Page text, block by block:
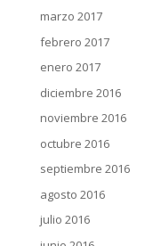
marzo 2017
febrero 2017
enero 2017
diciembre 2016
noviembre 2016
octubre 2016
septiembre 2016
agosto 2016
julio 2016